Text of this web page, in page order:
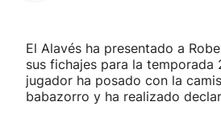
El Alavés ha presentado a
sus fichajes para la temporada
jugador ha posado con la
babazorro y ha realizado